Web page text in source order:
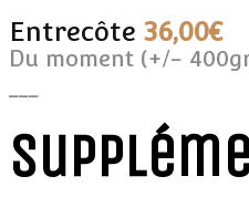
Entrecôte 36,00€
Du moment (+/-